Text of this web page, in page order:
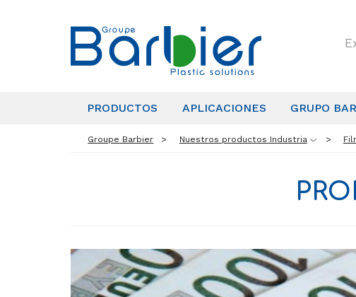
PRODUCTOS APLICACIONES GRUPO
Groupe Barbier Nuestros productos Industria